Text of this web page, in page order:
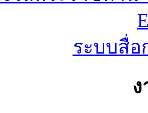
ระบบสื่อ